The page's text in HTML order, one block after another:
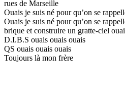
rues de Marseille
Ouais je suis né pour qu’on se
Ouais je suis né pour qu’on se
brique et construire un gratte-ciel
D.I.B.S ouais ouais ouais
QS ouais ouais ouais
Toujours là mon frère